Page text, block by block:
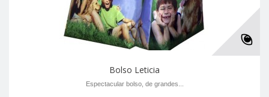
Bolso Leticia
Espectacular bolso, de grandes...